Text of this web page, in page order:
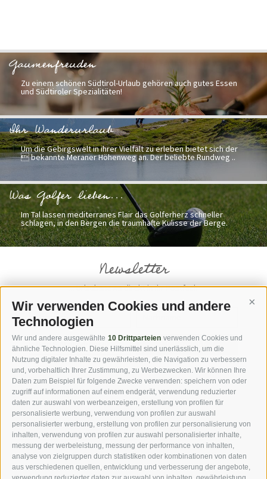
Wir verwenden Cookies und andere
Technologien
Wir und andere ausgewählte 10 Drittparteien verwenden Cookies und
ähnliche Technologien. Diese Hilfsmittel sind unerlässlich, um die
Nutzung digitaler Inhalte zu gewährleisten, die Navigation zu verbessern
und, vorbehaltlich Ihrer Zustimmung, zu Werbezwecken. Wir können Ihre
Daten zum Beispiel für folgende Zwecke verwenden: speichern von oder
zugriff auf informationen auf einem endgerät, verwendung reduzierter
daten zur auswahl von werbeanzeigen, erstellung von profilen für
personalisierte werbung, verwendung von profilen zur auswahl
personalisierter werbung, erstellung von profilen zur personalisierung von
inhalten, verwendung von profilen zur auswahl personalisierter inhalte,
messung der werbeleistung, messung der performance von inhalten,
analyse von zielgruppen durch statistiken oder kombinationen von daten
aus verschiedenen quellen, entwicklung und verbesserung der angebote,
Gaumenfreuden
Zu einem schönen Südtirol-Urlaub gehören auch gutes Essen
und Südtiroler Spezialitäten!
Ihr Wanderurlaub
Um die Gebirgswelt in ihrer Vielfalt zu erleben bietet sich der
 bekannte Meraner Höhenweg an. Der beliebte Rundweg ..
Was Golfer lieben...
Im Tal lassen mediterranes Flair das Golferherz schneller
schlagen, in den Bergen die traumhafte Kulisse der Berge.
Newsletter
... Urlaubsnews direkt in Ihr Postfach
jetzt anmelden
DOWNLOADS FOTOGALERIE
VIDEOBLOG ROUTENPLANER
WEBCAMS WETTER